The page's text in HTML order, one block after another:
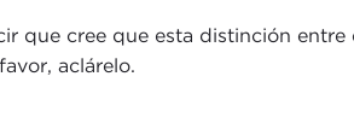
que cree que esta distinción
aclárelo.
distinction between open source